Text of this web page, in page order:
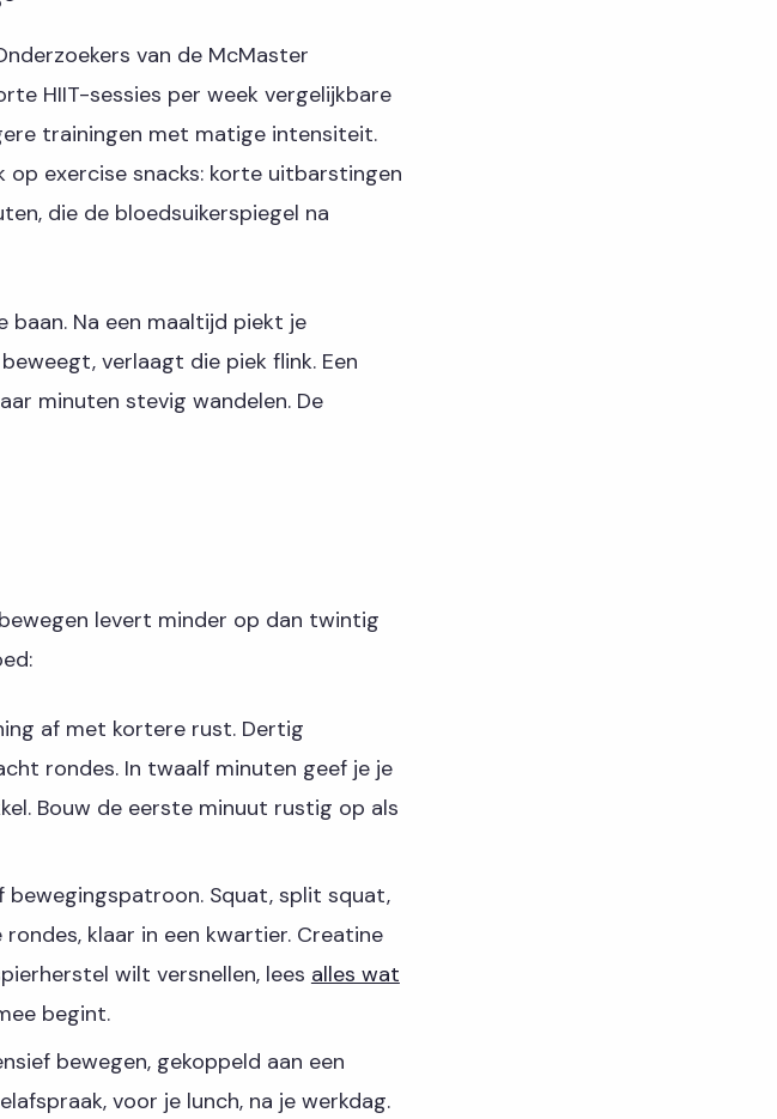
van de McMaster
HIIT-sessies per week vergelijkbare
trainingen met matige intensiteit.
exercise snacks: korte uitbarstingen
die de bloedsuikerspiegel na
Na een maaltijd piekt je
verlaagt die piek flink. Een
minuten stevig wandelen. De
levert minder op dan twintig
af met kortere rust. Dertig
rondes. In twaalf minuten geef je je
Bouw de eerste minuut rustig op als
bewegingspatroon. Squat, split squat,
klaar in een kwartier. Creatine
wilt versnellen, lees alles wat
begint.
bewegen, gekoppeld aan een
voor je lunch, na je werkdag.